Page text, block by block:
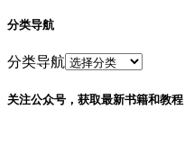
分类导航
分类导航
关注公众号，获取最新书籍和教程